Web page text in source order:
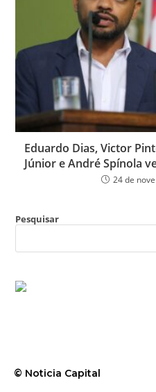
Eduardo Dias, Victor
Júnior e André Spínola
24 de
Pesquisar
© Noticia Capital